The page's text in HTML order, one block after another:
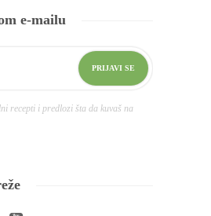
e-mailu
recepti i predlozi šta da kuvaš na